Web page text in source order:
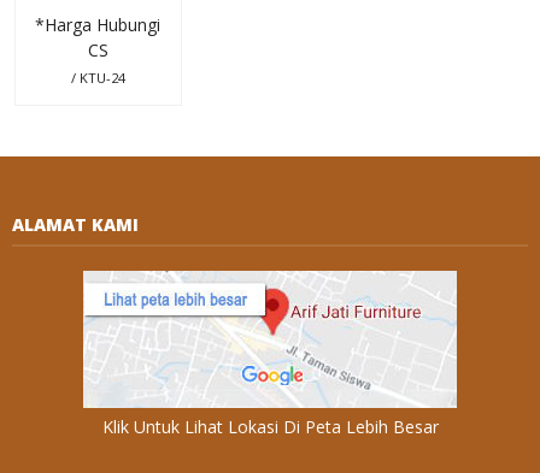
*Harga Hubungi
CS
/ KTU-24
ALAMAT KAMI
Klik Untuk Lihat Lokasi Di Peta Lebih Besar